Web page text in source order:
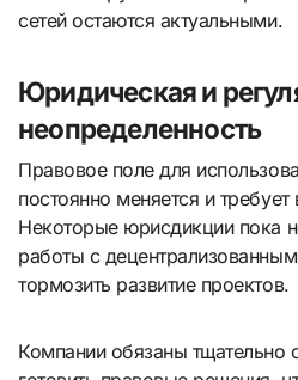
сетей остаются актуальными.
Юридическая и
неопределенность
Правовое поле для
постоянно меняется и
Некоторые юрисдикции пока
работы с
тормозить развитие проектов.
Компании обязаны тщательно